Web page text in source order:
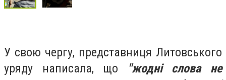
У свою чергу, представниця Литовського
уряду написала, що
"жодні слова не